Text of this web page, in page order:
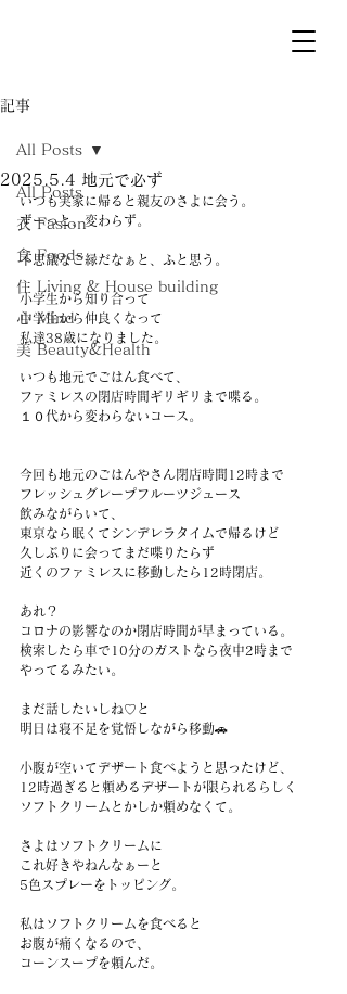
記事
All Posts
衣 Fasion
食 Foods
住 Living & House building
心 Mind
美 Beauty&Health
All Posts
2025.5.4 地元で必ず
いつも実家に帰ると親友のさよに会う。
ずーっと、変わらず。
不思議なご縁だなぁと、ふと思う。
小学生から知り合って
中学生から仲良くなって
私達38歳になりました。
いつも地元でごはん食べて、
ファミレスの閉店時間ギリギリまで喋る。
１０代から変わらないコース。
今回も地元のごはんやさん閉店時間12時まで
フレッシュグレープフルーツジュース
飲みながらいて、
東京なら眠くてシンデレラタイムで帰るけど
久しぶりに会ってまだ喋りたらず
近くのファミレスに移動したら12時閉店。
あれ？
コロナの影響なのか閉店時間が早まっている。
検索したら車で10分のガストなら夜中2時まで
やってるみたい。
まだ話したいしね♡と
明日は寝不足を覚悟しながら移動🚗
小腹が空いてデザート食べようと思ったけど、
12時過ぎると頼めるデザートが限られるらしく
ソフトクリームとかしか頼めなくて。
さよはソフトクリームに
これ好きやねんなぁーと
5色スプレーをトッピング。
私はソフトクリームを食べると
お腹が痛くなるので、
コーンスープを頼んだ。